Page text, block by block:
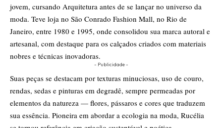
jovem, cursando Arquitetura antes de se lançar no universo da
moda. Teve loja no São Conrado Fashion Mall, no Rio de
Janeiro, entre 1980 e 1995, onde consolidou sua marca autoral e
artesanal, com destaque para os calçados criados com materiais
nobres e técnicas inovadoras.
- Publicidade -
Suas peças se destacam por texturas minuciosas, uso de couro,
rendas, sedas e pinturas em degradê, sempre permeadas por
elementos da natureza — flores, pássaros e cores que traduzem
sua essência. Pioneira em abordar a ecologia na moda, Rucélia